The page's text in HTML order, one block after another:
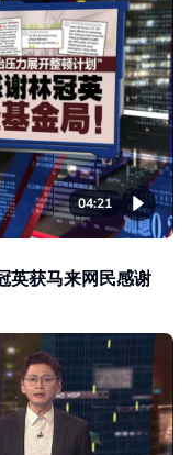
04:21
英获马来网民感谢